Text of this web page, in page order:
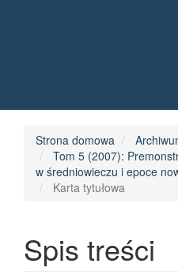
Main Content
Strona domowa
Tom 5 (2007):
w średniowieczu i epoce
Karta tytułowa
Spis treści